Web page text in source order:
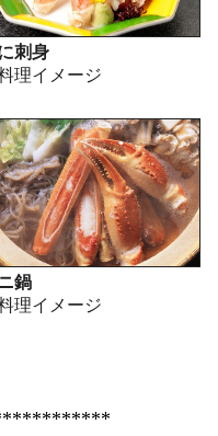
刺身
理イメージ
鍋
理イメージ